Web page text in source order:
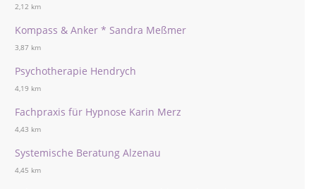
2,12 km
Kompass & Anker * Sandra Meßmer
3,87 km
Psychotherapie Hendrych
4,19 km
Fachpraxis für Hypnose Karin Merz
4,43 km
Systemische Beratung Alzenau
4,45 km